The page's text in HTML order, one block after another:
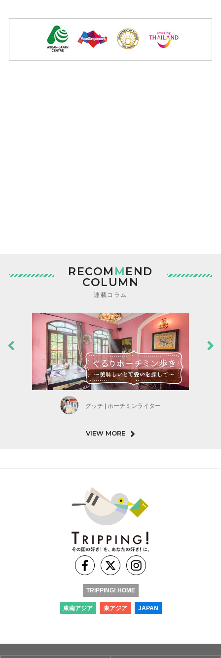
RECOM MEND
COLUMN
連載コラム
グッチ | ホーチミンライター
VIEW MORE
TRIPPING! HOME
東南アジア 東アジア JAPAN